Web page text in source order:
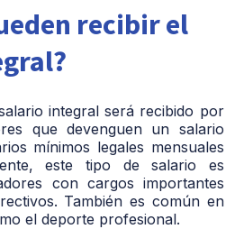
recibir el
integral será recibido por
que devenguen un salario
mínimos legales mensuales
este tipo de salario es
con cargos importantes
También es común en
el deporte profesional.